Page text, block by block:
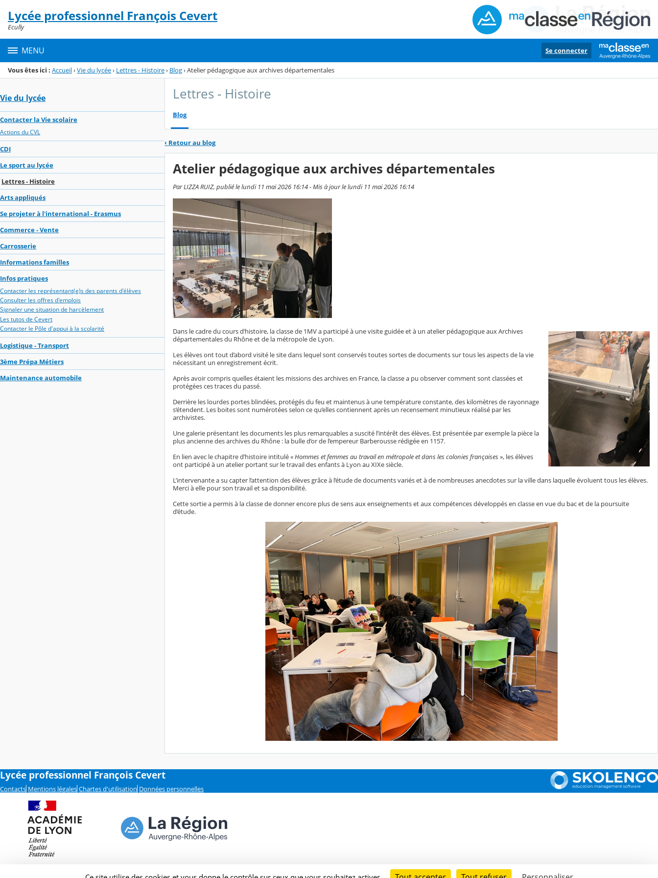
Menu de la rubrique
Contenu
Lycée professionnel François Cevert
Ecully
MENU Se connecter
Vous êtes ici : Accueil›Vie du lycée› Lettres - Histoire› Blog›Atelier pédagogique aux archives départementales
Vie du lycée
Contacter la Vie scolaire
Actions du CVL
CDI
Le sport au lycée
Lettres - Histoire
Arts appliqués
Se projeter à l'international - Erasmus
Commerce - Vente
Carrosserie
Informations familles
Infos pratiques
Contacter les représentant(e)s des parents d'élèves
Consulter les offres d'emplois
Signaler une situation de harcèlement
Les tutos de Cevert
Contacter le Pôle d'appui à la scolarité
Logistique - Transport
3ème Prépa Métiers
Maintenance automobile
Lettres - Histoire
Blog
‹ Retour au blog
Atelier pédagogique aux archives départementales
Par LIZZA RUIZ, publié le lundi 11 mai 2026 16:14 - Mis à jour le lundi 11 mai 2026 16:14
Dans le cadre du cours d’histoire, la classe de 1MV a participé à une visite guidée et à un atelier pédagogique aux Archives
départementales du Rhône et de la métropole de Lyon.
Les élèves ont tout d’abord visité le site dans lequel sont conservés toutes sortes de documents sur tous les aspects de la vie
nécessitant un enregistrement écrit.
Après avoir compris quelles étaient les missions des archives en France, la classe a pu observer comment sont classées et
protégées ces traces du passé.
Derrière les lourdes portes blindées, protégés du feu et maintenus à une température constante, des kilomètres de rayonnage
s’étendent. Les boites sont numérotées selon ce qu’elles contiennent après un recensement minutieux réalisé par les
archivistes.
Une galerie présentant les documents les plus remarquables a suscité l’intérêt des élèves. Est présentée par exemple la pièce la
plus ancienne des archives du Rhône : la bulle d’or de l’empereur Barberousse rédigée en 1157.
En lien avec le chapitre d’histoire intitulé «Hommes et femmes au travail en métropole et dans les colonies françaises», les élèves
ont participé à un atelier portant sur le travail des enfants à Lyon au XIXe siècle.
L’intervenante a su capter l’attention des élèves grâce à l’étude de documents variés et à de nombreuses anecdotes sur la ville dans laquelle évoluent tous les élèves.
Merci à elle pour son travail et sa disponibilité.
Cette sortie a permis à la classe de donner encore plus de sens aux enseignements et aux compétences développés en classe en vue du bac et de la poursuite
d’étude.
Lycée professionnel François Cevert
Contacts Mentions légales Chartes d'utilisation Données personnelles